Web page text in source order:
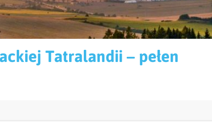
Tatralandii – pełen